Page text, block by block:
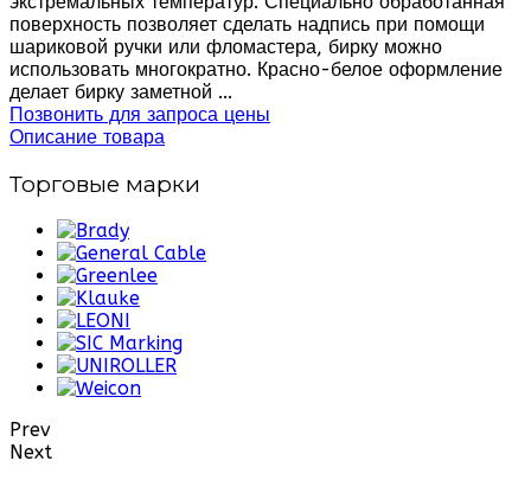
поверхность позволяет сделать надпись при помощи
шариковой ручки или фломастера, бирку можно
использовать многократно. Красно-белое оформление
делает бирку заметной ...
Позвонить для запроса цены
Описание товара
Торговые марки
Prev
Next